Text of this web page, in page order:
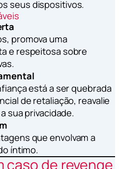
seus dispositivos.
promova uma
e respeitosa sobre
está a ser quebrada
de retaliação, reavalie
sua privacidade.
que envolvam a
íntimo.
caso de revenge